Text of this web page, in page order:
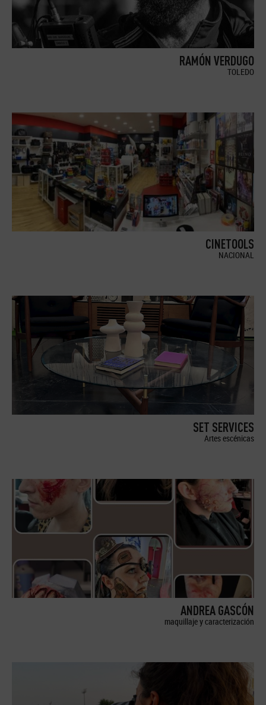
RAMÓN VERDUGO
TOLEDO
CINETOOLS
NACIONAL
SET SERVICES
Artes escénicas
ANDREA GASCÓN
maquillaje y caracterización